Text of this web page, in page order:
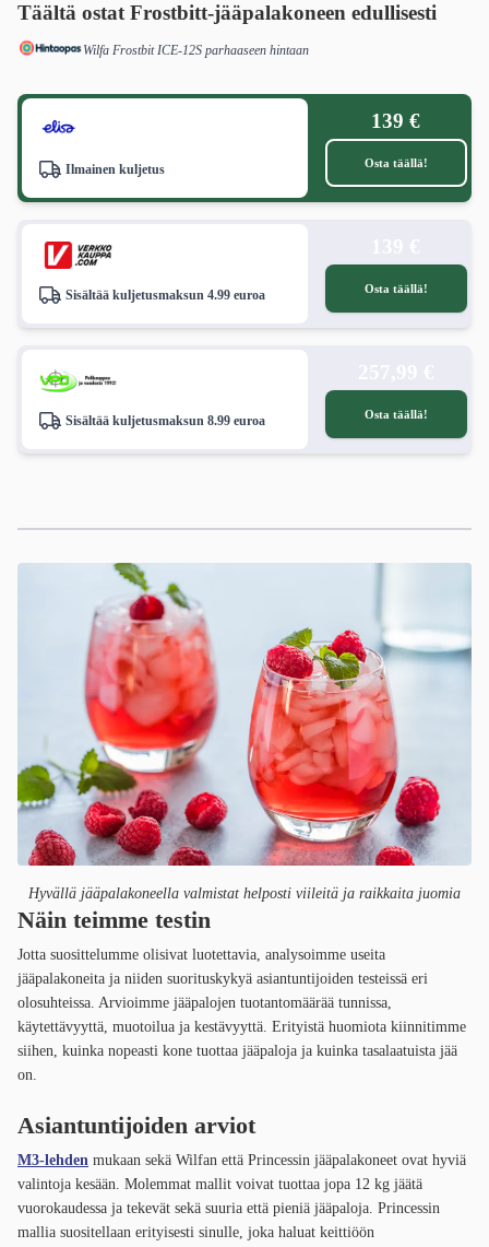
Täältä ostat Frostbitt-jääpalakoneen edullisesti
Wilfa Frostbit ICE-12S parhaaseen hintaan
Ilmainen kuljetus
139 €
Osta täällä!
Sisältää kuljetusmaksun 4.99 euroa Osta täällä!
Sisältää kuljetusmaksun 8.99 euroa Osta täällä!
Hyvällä jääpalakoneella valmistat helposti viileitä ja raikkaita juomia
Näin teimme testin
Jotta suosittelumme olisivat luotettavia, analysoimme useita
jääpalakoneita ja niiden suorituskykyä asiantuntijoiden testeissä eri
olosuhteissa. Arvioimme jääpalojen tuotantomäärää tunnissa,
käytettävyyttä, muotoilua ja kestävyyttä. Erityistä huomiota kiinnitimme
siihen, kuinka nopeasti kone tuottaa jääpaloja ja kuinka tasalaatuista jää
on.
Asiantuntijoiden arviot
M3-lehden mukaan sekä Wilfan että Princessin jääpalakoneet ovat hyviä
valintoja kesään. Molemmat mallit voivat tuottaa jopa 12 kg jäätä
vuorokaudessa ja tekevät sekä suuria että pieniä jääpaloja. Princessin
mallia suositellaan erityisesti sinulle, joka haluat keittiöön